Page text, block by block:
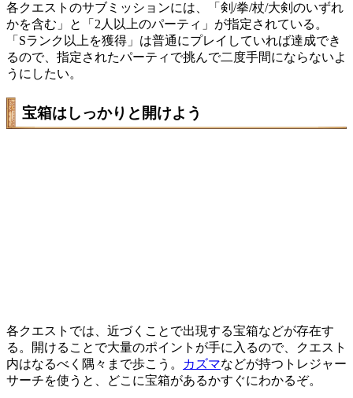
各クエストのサブミッションには、「剣/拳/杖/大剣のいずれ
かを含む」と「2人以上のパーティ」が指定されている。
「Sランク以上を獲得」は普通にプレイしていれば達成でき
るので、指定されたパーティで挑んで二度手間にならないよ
うにしたい。
宝箱はしっかりと開けよう
各クエストでは、近づくことで出現する宝箱などが存在す
る。開けることで大量のポイントが手に入るので、クエスト
内はなるべく隅々まで歩こう。
カズマなどが持つトレジャー
サーチを使うと、どこに宝箱があるかすぐにわかるぞ。